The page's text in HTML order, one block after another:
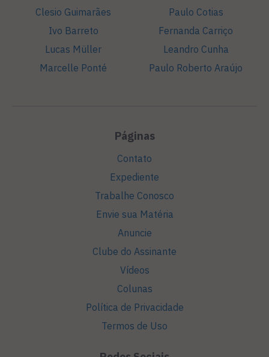
Clesio Guimarães
Ivo Barreto
Lucas Müller
Marcelle Ponté
Paulo Cotias
Fernanda Carriço
Leandro Cunha
Paulo Roberto Araújo
Páginas
Contato
Expediente
Trabalhe Conosco
Envie sua Matéria
Anuncie
Clube do Assinante
Vídeos
Colunas
Política de Privacidade
Termos de Uso